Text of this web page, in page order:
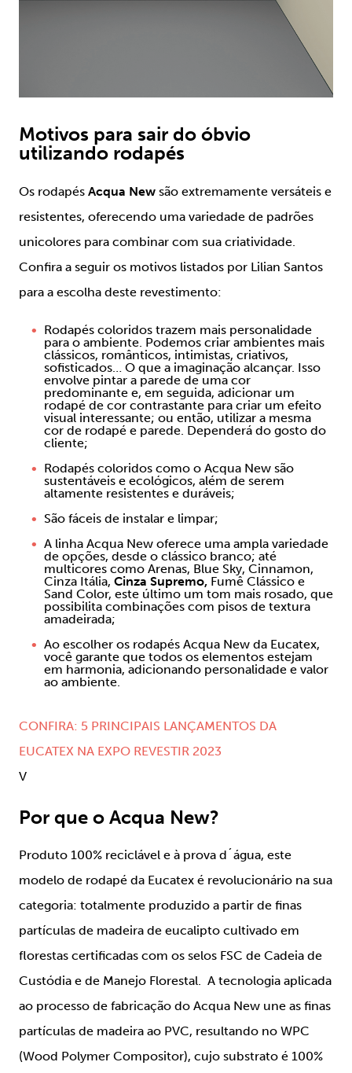
Motivos para sair do óbvio
utilizando rodapés
Os rodapés Acqua New são extremamente versáteis e
resistentes, oferecendo uma variedade de padrões
unicolores para combinar com sua criatividade.
Confira a seguir os motivos listados por Lilian Santos
para a escolha deste revestimento:
Rodapés coloridos trazem mais personalidade
para o ambiente. Podemos criar ambientes mais
clássicos, românticos, intimistas, criativos,
sofisticados… O que a imaginação alcançar. Isso
envolve pintar a parede de uma cor
predominante e, em seguida, adicionar um
rodapé de cor contrastante para criar um efeito
visual interessante; ou então, utilizar a mesma
cor de rodapé e parede. Dependerá do gosto do
cliente;
Rodapés coloridos como o Acqua New são
sustentáveis e ecológicos, além de serem
altamente resistentes e duráveis;
São fáceis de instalar e limpar;
A linha Acqua New oferece uma ampla variedade
de opções, desde o clássico branco; até
multicores como Arenas, Blue Sky, Cinnamon,
Cinza Itália, Cinza Supremo, Fumê Clássico e
Sand Color, este último um tom mais rosado, que
possibilita combinações com pisos de textura
amadeirada;
Ao escolher os rodapés Acqua New da Eucatex,
você garante que todos os elementos estejam
em harmonia, adicionando personalidade e valor
ao ambiente.
CONFIRA: 5 PRINCIPAIS LANÇAMENTOS DA
EUCATEX NA EXPO REVESTIR 2023
V
Por que o Acqua New?
Produto 100% reciclável e à prova d´água, este
modelo de rodapé da Eucatex é revolucionário na sua
categoria: totalmente produzido a partir de finas
partículas de madeira de eucalipto cultivado em
florestas certificadas com os selos FSC de Cadeia de
Custódia e de Manejo Florestal. A tecnologia aplicada
ao processo de fabricação do Acqua New une as finas
partículas de madeira ao PVC, resultando no WPC
(Wood Polymer Compositor), cujo substrato é 100%